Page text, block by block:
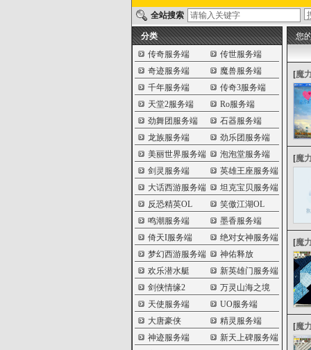
全站搜索
分类
传奇服务端
传世服务端
奇迹服务端
魔兽服务端
千年服务端
传奇3服务端
天堂2服务端
Ro服务端
劲舞团服务端
石器服务端
龙族服务端
劲乐团服务端
美丽世界服务端
泡泡堂服务端
剑灵服务端
英雄王座服务端
大话西游服务端
坦克宝贝服务端
反恐精英OL
笑傲江湖OL
鸣潮服务端
墨香服务端
倚天I服务端
绝对女神服务端
梦幻西游服务端
神佑释放
欢乐潜水艇
新英雄门服务端
剑侠情缘2
万灵山海之境
天使服务端
UO服务端
大唐豪侠
精灵服务端
神迹服务端
新天上碑服务端
您
[魔
[魔
[魔
[魔